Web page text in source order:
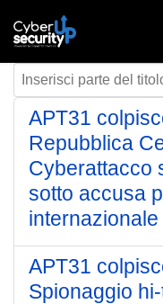
Inserisci parte del titolo
APT31
Repubblica
Cyberattacco
sotto accusa
internazionale
APT31
Spionaggio